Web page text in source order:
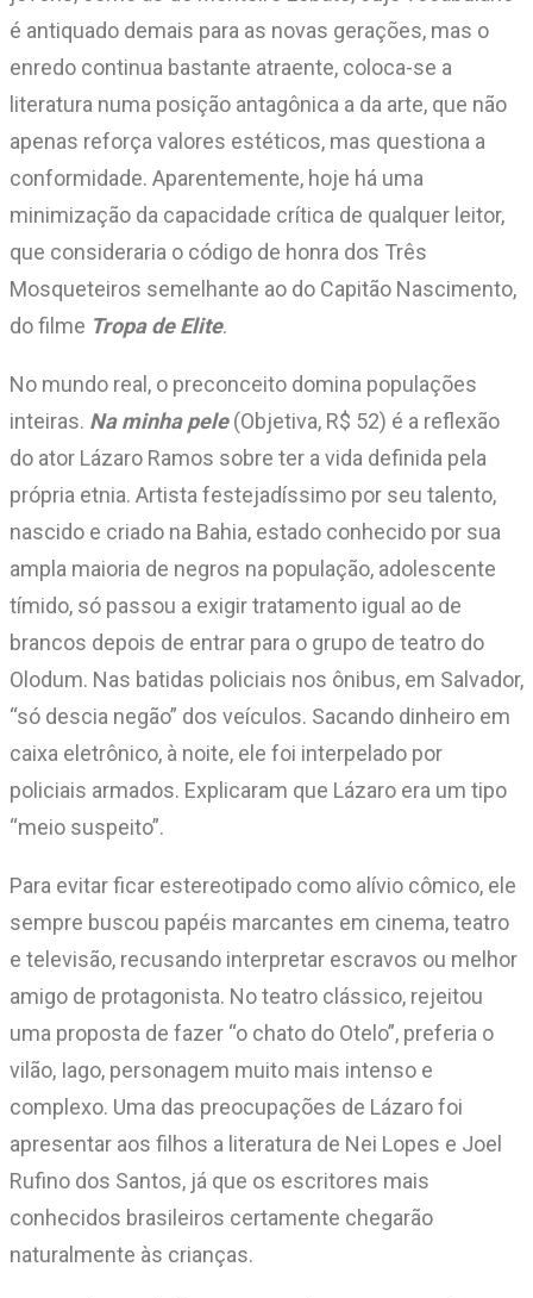
é antiquado demais para as novas gerações, mas o
enredo continua bastante atraente, coloca-se a
literatura numa posição antagônica a da arte, que não
apenas reforça valores estéticos, mas questiona a
conformidade. Aparentemente, hoje há uma
minimização da capacidade crítica de qualquer leitor,
que consideraria o código de honra dos Três
Mosqueteiros semelhante ao do Capitão Nascimento,
do filme Tropa de Elite.
No mundo real, o preconceito domina populações
inteiras. Na minha pele(Objetiva, R$ 52) é a reflexão
do ator Lázaro Ramos sobre ter a vida definida pela
própria etnia. Artista festejadíssimo por seu talento,
nascido e criado na Bahia, estado conhecido por sua
ampla maioria de negros na população, adolescente
tímido, só passou a exigir tratamento igual ao de
brancos depois de entrar para o grupo de teatro do
Olodum. Nas batidas policiais nos ônibus, em Salvador,
“só descia negão” dos veículos. Sacando dinheiro em
caixa eletrônico, à noite, ele foi interpelado por
policiais armados. Explicaram que Lázaro era um tipo
“meio suspeito”.
Para evitar ficar estereotipado como alívio cômico, ele
sempre buscou papéis marcantes em cinema, teatro
e televisão, recusando interpretar escravos ou melhor
amigo de protagonista. No teatro clássico, rejeitou
uma proposta de fazer “o chato do Otelo”, preferia o
vilão, Iago, personagem muito mais intenso e
complexo. Uma das preocupações de Lázaro foi
apresentar aos filhos a literatura de Nei Lopes e Joel
Rufino dos Santos, já que os escritores mais
conhecidos brasileiros certamente chegarão
naturalmente às crianças.